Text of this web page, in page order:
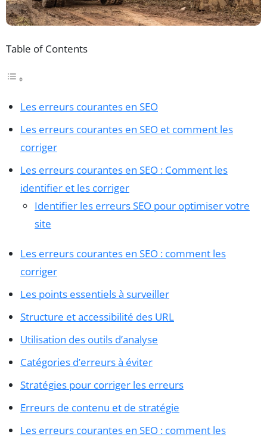
Table of Contents
Les erreurs courantes en SEO
Les erreurs courantes en SEO et comment les
corriger
Les erreurs courantes en SEO : Comment les
identifier et les corriger
Identifier les erreurs SEO pour optimiser votre
site
Les erreurs courantes en SEO : comment les
corriger
Les points essentiels à surveiller
Structure et accessibilité des URL
Utilisation des outils d’analyse
Catégories d’erreurs à éviter
Stratégies pour corriger les erreurs
Erreurs de contenu et de stratégie
Les erreurs courantes en SEO : comment les